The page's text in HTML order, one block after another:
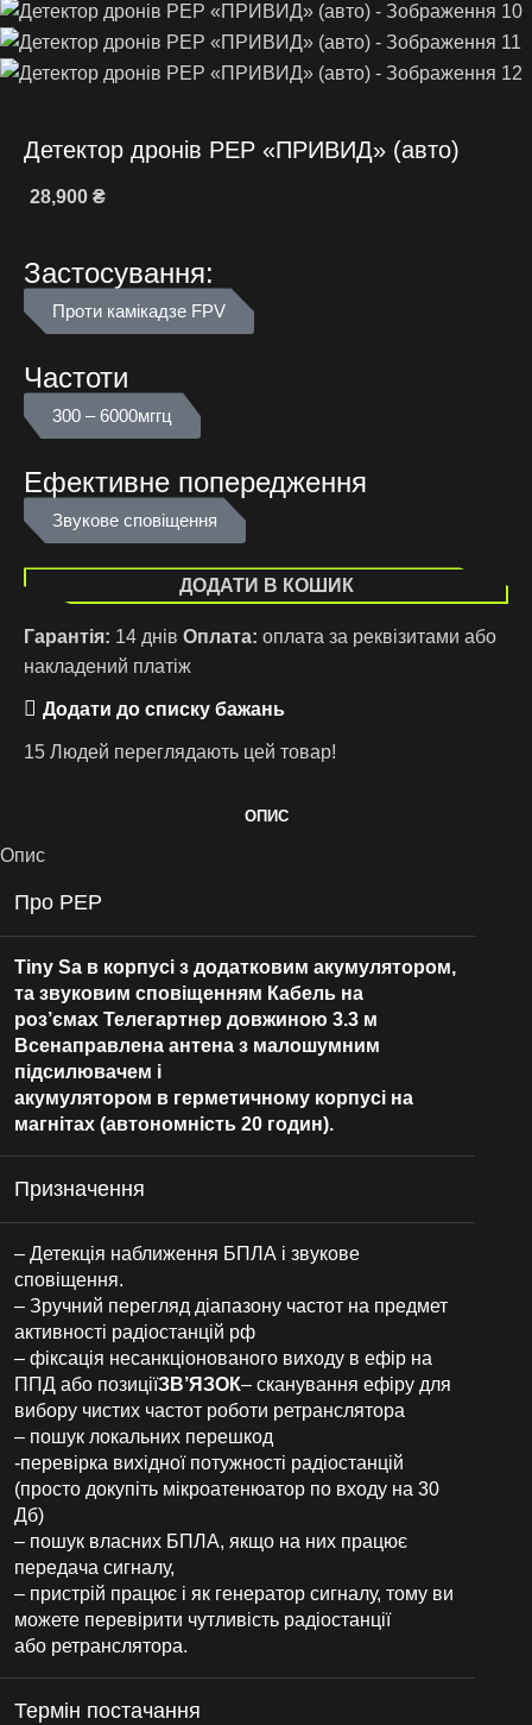
Детектор дронів РЕР «ПРИВИД» (авто)
28,900 ₴
Застосування:
Проти камікадзе FPV
Частоти
300 – 6000мггц
Ефективне попередження
Звукове сповіщення
ДОДАТИ В КОШИК
Гарантія: 14 днів Оплата: оплата за реквізитами або
накладений платіж
Додати до списку бажань
15 Людей переглядають цей товар!
ОПИС
Опис
Про РЕР
Tiny Sa в корпусі з додатковим акумулятором,
та звуковим сповіщенням Кабель на
роз’ємах Телегартнер довжиною 3.3 м
Всенаправлена антена з малошумним
підсилювачем і
акумулятором в герметичному корпусі на
магнітах (автономність 20 годин).
Призначення
– Детекція наближення БПЛА і звукове
сповіщення.
– Зручний перегляд діапазону частот на предмет
активності радіостанцій рф
– фіксація несанкціонованого виходу в ефір на
ППД або позиціїЗВ’ЯЗОК– сканування ефіру для
вибору чистих частот роботи ретранслятора
– пошук локальних перешкод
-перевірка вихідної потужності радіостанцій
(просто докупіть мікроатенюатор по входу на 30
Дб)
– пошук власних БПЛА, якщо на них працює
передача сигналу,
– пристрій працює і як генератор сигналу, тому ви
можете перевірити чутливість радіостанції
або ретранслятора.
Термін постачання